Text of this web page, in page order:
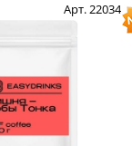
Арт. 22034